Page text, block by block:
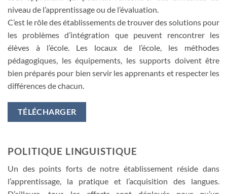
niveau de l’apprentissage ou de l’évaluation.
C’est le rôle des établissements de trouver des solutions pour
les problèmes d’intégration que peuvent rencontrer les
élèves à l’école. Les locaux de l’école, les méthodes
pédagogiques, les équipements, les supports doivent être
bien préparés pour bien servir les apprenants et respecter les
différences de chacun.
TÉLÉCHARGER
POLITIQUE LINGUISTIQUE
Un des points forts de notre établissement réside dans
l’apprentissage, la pratique et l’acquisition des langues.